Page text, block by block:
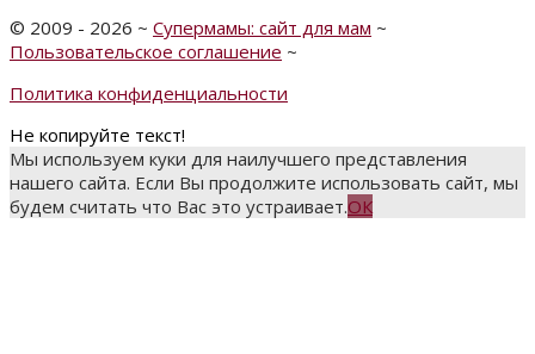
© 2009 - 2026 ~ Супермамы: сайт для мам ~
Пользовательское соглашение ~
Политика конфиденциальности
Не копируйте текст!
Мы используем куки для наилучшего представления
нашего сайта. Если Вы продолжите использовать сайт, мы
будем считать что Вас это устраивает.ОК